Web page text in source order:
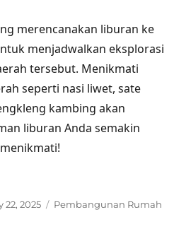
merencanakan liburan ke
menjadwalkan eksplorasi
tersebut. Menikmati
seperti nasi liwet, sate
kambing akan
liburan Anda semakin
22, 2025 Categories
Pembangunan Rumah